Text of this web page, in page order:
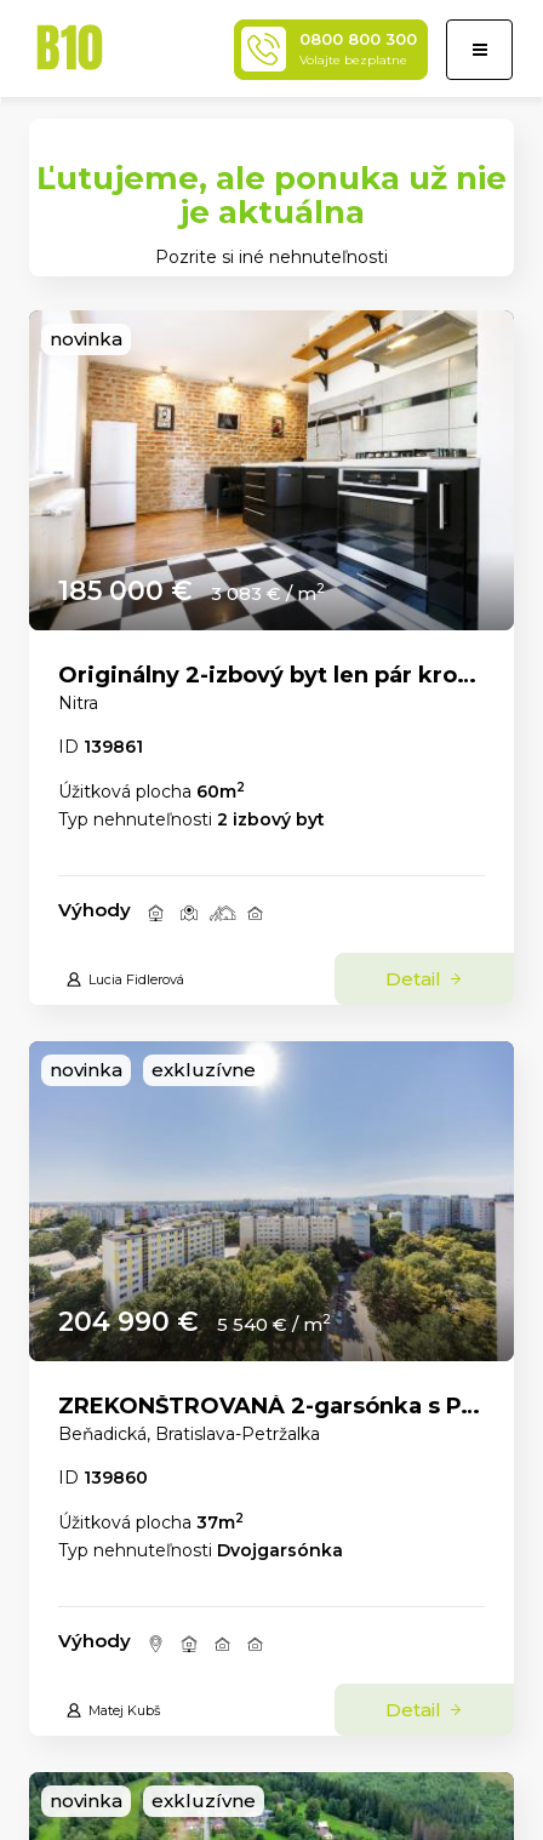
Toggle
0800 800 300
Volajte bezplatne
Ľutujeme, ale ponuka už nie
je aktuálna
Pozrite si iné nehnuteľnosti
novinka
185 000 € 3 083 € / m2
Originálny 2-izbový byt len pár krokov od Nitrianskeho hradu
Nitra
ID 139861
Úžitková plocha 60m2
Typ nehnuteľnosti 2 izbový byt
Výhody
Lucia Fidlerová Detail
novinka exkluzívne
204 990 € 5 540 € / m2
ZREKONŠTROVANÁ 2-garsónka s PANORAMATICKÝM VÝHĽADOM a ELEKTRIČKOU priamo pred domom.
Beňadická, Bratislava-Petržalka
ID 139860
Úžitková plocha 37m2
Typ nehnuteľnosti Dvojgarsónka
Výhody
Matej Kubš Detail
novinka exkluzívne